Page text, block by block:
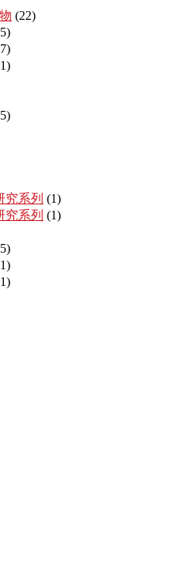
(22)
究系列 (1)
究系列 (1)